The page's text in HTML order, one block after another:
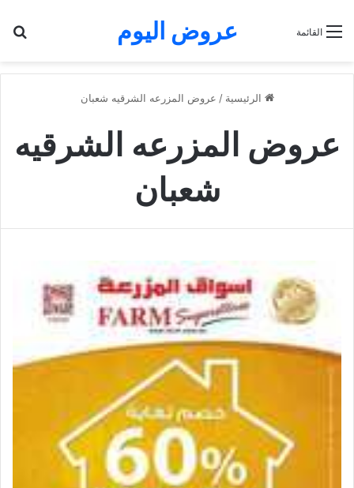
عروض اليوم القائمة
الرئيسية / عروض المزرعه الشرقيه شعبان
عروض المزرعه الشرقيه
شعبان